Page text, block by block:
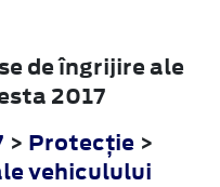
de îngrijire ale
2017
> Protecţie >
vehiculului